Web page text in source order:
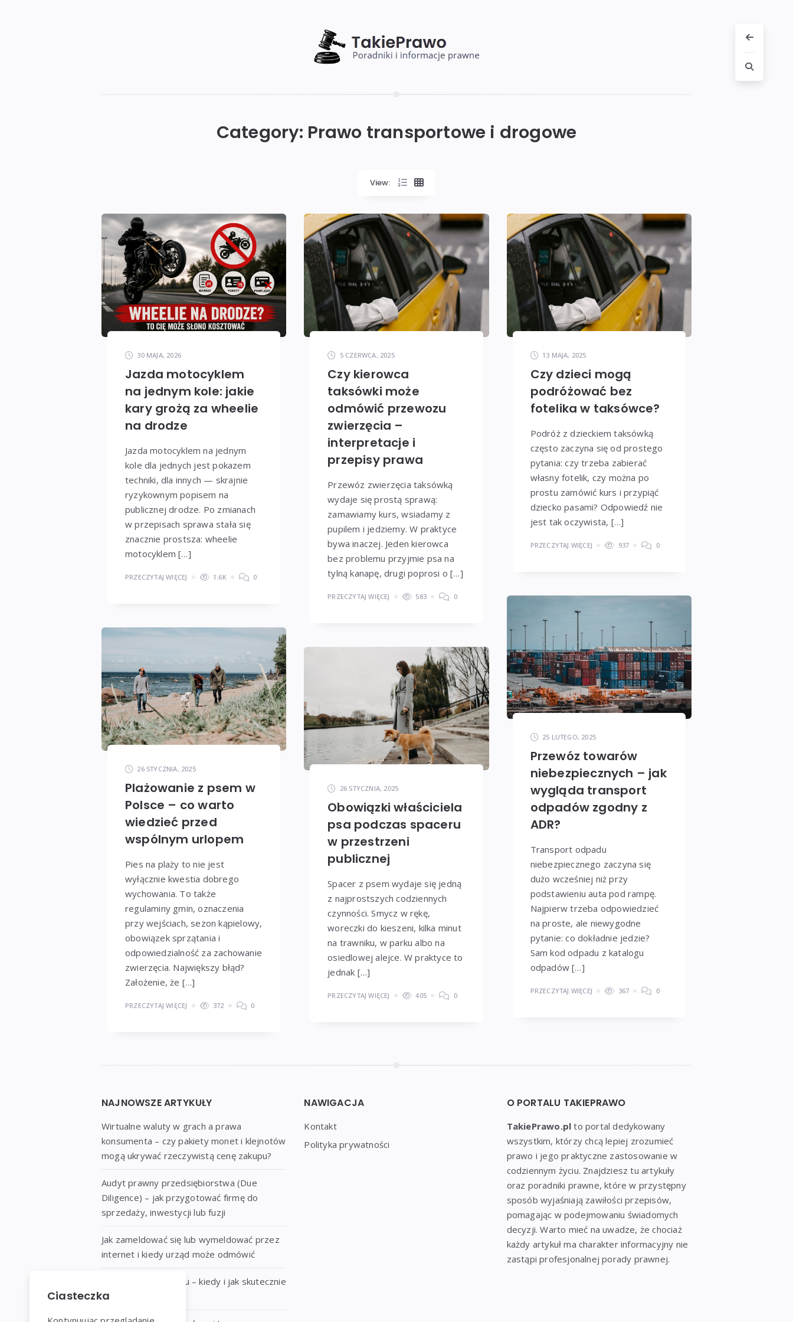
Category: Prawo transportowe i drogowe
View:
30 MAJA, 2026
Jazda motocyklem
na jednym kole: jakie
kary grożą za wheelie
na drodze
Jazda motocyklem na jednym
kole dla jednych jest pokazem
techniki, dla innych — skrajnie
ryzykownym popisem na
publicznej drodze. Po zmianach
w przepisach sprawa stała się
znacznie prostsza: wheelie
motocyklem […]
PRZECZYTAJ WIĘCEJ 1.6K 0
5 CZERWCA, 2025
Czy kierowca
taksówki może
odmówić przewozu
zwierzęcia –
interpretacje i
przepisy prawa
Przewóz zwierzęcia taksówką
wydaje się prostą sprawą:
zamawiamy kurs, wsiadamy z
pupilem i jedziemy. W praktyce
bywa inaczej. Jeden kierowca
bez problemu przyjmie psa na
tylną kanapę, drugi poprosi o […]
PRZECZYTAJ WIĘCEJ 583 0
13 MAJA, 2025
Czy dzieci mogą
podróżować bez
fotelika w taksówce?
Podróż z dzieckiem taksówką
często zaczyna się od prostego
pytania: czy trzeba zabierać
własny fotelik, czy można po
prostu zamówić kurs i przypiąć
dziecko pasami? Odpowiedź nie
jest tak oczywista, […]
PRZECZYTAJ WIĘCEJ 937 0
25 LUTEGO, 2025
Przewóz towarów
niebezpiecznych – jak
wygląda transport
odpadów zgodny z
ADR?
Transport odpadu
niebezpiecznego zaczyna się
dużo wcześniej niż przy
podstawieniu auta pod rampę.
Najpierw trzeba odpowiedzieć
na proste, ale niewygodne
pytanie: co dokładnie jedzie?
Sam kod odpadu z katalogu
odpadów […]
PRZECZYTAJ WIĘCEJ 367 0
26 STYCZNIA, 2025
Plażowanie z psem w
Polsce – co warto
wiedzieć przed
wspólnym urlopem
Pies na plaży to nie jest
wyłącznie kwestia dobrego
wychowania. To także
regulaminy gmin, oznaczenia
przy wejściach, sezon kąpielowy,
obowiązek sprzątania i
odpowiedzialność za zachowanie
zwierzęcia. Największy błąd?
Założenie, że […]
PRZECZYTAJ WIĘCEJ 372 0
26 STYCZNIA, 2025
Obowiązki właściciela
psa podczas spaceru
w przestrzeni
publicznej
Spacer z psem wydaje się jedną
z najprostszych codziennych
czynności. Smycz w rękę,
woreczki do kieszeni, kilka minut
na trawniku, w parku albo na
osiedlowej alejce. W praktyce to
jednak […]
PRZECZYTAJ WIĘCEJ 405 0
NAJNOWSZE ARTYKUŁY
Wirtualne waluty w grach a prawa
konsumenta – czy pakiety monet i klejnotów
mogą ukrywać rzeczywistą cenę zakupu?
Audyt prawny przedsiębiorstwa (Due
Diligence) – jak przygotować firmę do
sprzedaży, inwestycji lub fuzji
Jak zameldować się lub wymeldować przez
internet i kiedy urząd może odmówić
Zachowek po rodzicu – kiedy i jak skutecznie
go odzyskać?
NAWIGACJA
Kontakt
Polityka prywatności
O PORTALU TAKIEPRAWO
TakiePrawo.pl to portal dedykowany
wszystkim, którzy chcą lepiej zrozumieć
prawo i jego praktyczne zastosowanie w
codziennym życiu. Znajdziesz tu artykuły
oraz poradniki prawne, które w przystępny
sposób wyjaśniają zawiłości przepisów,
pomagając w podejmowaniu świadomych
decyzji. Warto mieć na uwadze, że chociaż
każdy artykuł ma charakter informacyjny nie
zastąpi profesjonalnej porady prawnej.
Ciasteczka